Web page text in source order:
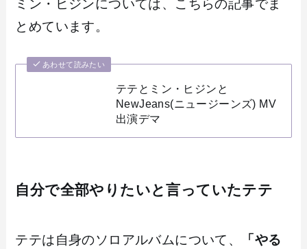
ミン・ヒジンについては、こちらの記事でま
とめています。
あわせて読みたい
テテとミン・ヒジンと
NewJeans(ニュージーンズ) MV
出演デマ
自分で全部やりたいと言っていたテテ
テテは自身のソロアルバムについて、 「やる